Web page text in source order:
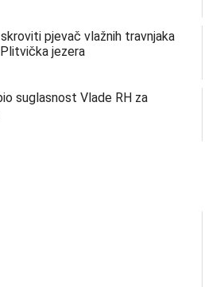
pjevač vlažnih travnjaka
jezera
suglasnost Vlade RH za